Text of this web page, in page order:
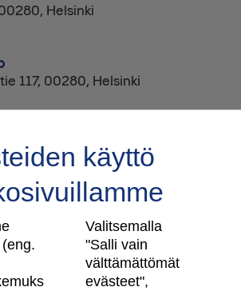
Helsinki
117, 00280, Helsinki
käyttö
Valitsemalla
"Salli vain
välttämättömät
evästeet",